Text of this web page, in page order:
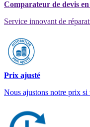
Comparateur de devis
Service innovant de
Prix ajusté
Nous ajustons notre prix